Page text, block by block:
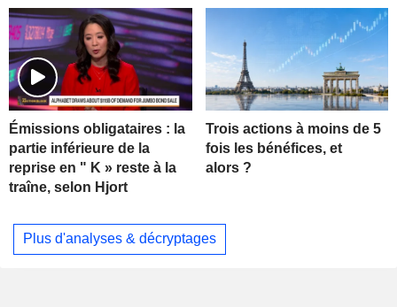
Émissions obligataires : la
partie inférieure de la
reprise en " K » reste à la
traîne, selon Hjort
Trois actions à moins de 5
fois les bénéfices, et
alors ?
Plus d'analyses & décryptages